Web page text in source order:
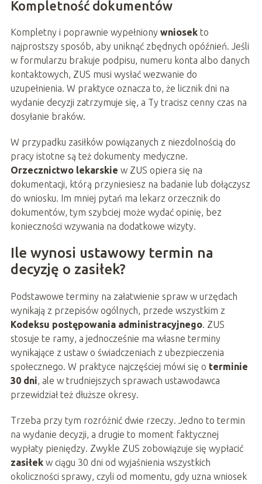
Kompletność dokumentów
Kompletny i poprawnie wypełniony wniosekto
najprostszy sposób, aby uniknąć zbędnych opóźnień. Jeśli
w formularzu brakuje podpisu, numeru konta albo danych
kontaktowych, ZUS musi wysłać wezwanie do
uzupełnienia. W praktyce oznacza to, że licznik dni na
wydanie decyzji zatrzymuje się, a Ty tracisz cenny czas na
dosyłanie braków.
W przypadku zasiłków powiązanych z niezdolnością do
pracy istotne są też dokumenty medyczne.
Orzecznictwo lekarskie w ZUS opiera się na
dokumentacji, którą przyniesiesz na badanie lub dołączysz
do wniosku. Im mniej pytań ma lekarz orzecznik do
dokumentów, tym szybciej może wydać opinię, bez
konieczności wzywania na dodatkowe wizyty.
Ile wynosi ustawowy termin na
decyzję o zasiłek?
Podstawowe terminy na załatwienie spraw w urzędach
wynikają z przepisów ogólnych, przede wszystkim z
Kodeksu postępowania administracyjnego. ZUS
stosuje te ramy, a jednocześnie ma własne terminy
wynikające z ustaw o świadczeniach z ubezpieczenia
społecznego. W praktyce najczęściej mówi się o terminie
30 dni, ale w trudniejszych sprawach ustawodawca
przewidział też dłuższe okresy.
Trzeba przy tym rozróżnić dwie rzeczy. Jedno to termin
na wydanie decyzji, a drugie to moment faktycznej
wypłaty pieniędzy. Zwykle ZUS zobowiązuje się wypłacić
zasiłekw ciągu 30 dni od wyjaśnienia wszystkich
okoliczności sprawy, czyli od momentu, gdy uzna wniosek